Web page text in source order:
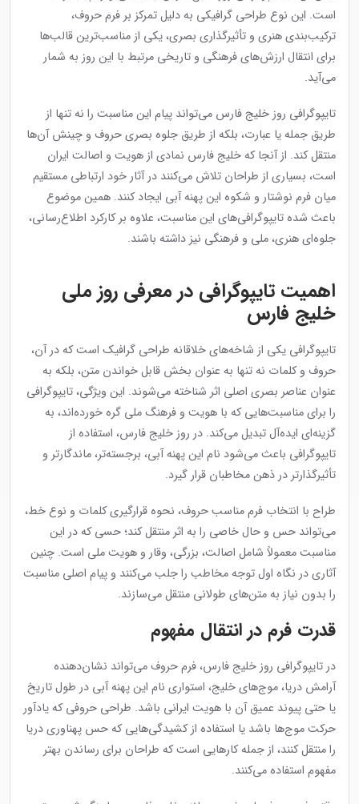
است. این نوع طراحی گرافیکی به دلیل تمرکز بر فرم حروف،
ترکیب‌بندی هنری و تأثیرگذاری بصری، یکی از مناسب‌ترین قالب‌ها
برای انتقال ارزش‌های فرهنگی و تاریخی مرتبط با این روز به شمار
می‌آید.
تایپوگرافی روز خلیج فارس می‌تواند پیام این مناسبت را نه تنها از
طریق جمله یا عبارت، بلکه از طریق جلوه بصری حروف و چینش آن‌ها
منتقل کند. از آنجا که خلیج فارس نمادی از هویت و اصالت ایران
است، بسیاری از طراحان تلاش می‌کنند در آثار خود ارتباطی مستقیم
میان فرم نوشتار و شکوه این پهنه آبی ایجاد کنند. همین موضوع
باعث شده تایپوگرافی‌های این مناسبت، علاوه بر کارکرد اطلاع‌رسانی،
جلوه‌ای هنری، ملی و فرهنگی نیز داشته باشند.
اهمیت تایپوگرافی در معرفی روز ملی
خلیج فارس
تایپوگرافی یکی از شاخه‌های خلاقانه طراحی گرافیک است که در آن،
حروف و کلمات نه تنها به عنوان بخش قابل خواندن متن، بلکه به
عنوان عناصر بصری اصلی اثر شناخته می‌شوند. این ویژگی، تایپوگرافی
را برای مناسبت‌هایی که با هویت و فرهنگ ملی گره خورده‌اند، به
گزینه‌ای ایده‌آل تبدیل می‌کند. در روز خلیج فارس، استفاده از
تایپوگرافی باعث می‌شود نام این پهنه آبی، برجسته‌تر، ماندگارتر و
تأثیرگذارتر در ذهن مخاطبان قرار گیرد.
طراح با انتخاب فرم مناسب حروف، نحوه قرارگیری کلمات و نوع خط،
می‌تواند حس و حال خاصی را به اثر منتقل کند؛ حسی که در این
مناسبت معمولاً شامل اصالت، بزرگی، وقار و هویت ملی است. چنین
آثاری در نگاه اول توجه مخاطب را جلب می‌کنند و پیام اصلی مناسبت
را بدون نیاز به متن‌های طولانی منتقل می‌سازند.
قدرت فرم در انتقال مفهوم
در تایپوگرافی روز خلیج فارس، فرم حروف می‌تواند نشان‌دهنده
آرامش دریا، موج‌های خلیج، استواری نام این پهنه آبی در طول تاریخ
یا حتی پیوند عمیق آن با هویت ایرانی باشد. طراحی حروفی که یادآور
حرکت موج‌ها باشد یا استفاده از کشیدگی‌هایی که حس پهناوری دریا
را منتقل کنند، از جمله کارهایی است که طراحان برای رساندن بهتر
مفهوم استفاده می‌کنند.